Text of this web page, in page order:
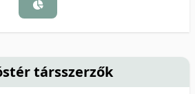
társszerzők